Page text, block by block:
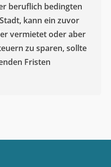
beruflich bedingten
kann ein zuvor
vermietet oder aber
zu sparen, sollte
Fristen